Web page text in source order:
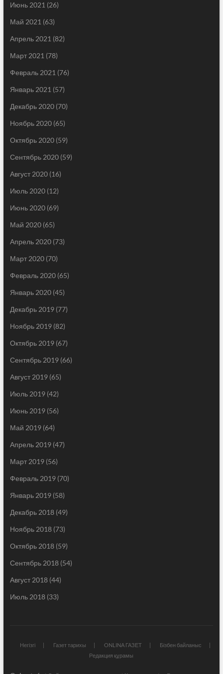
Июнь 2021 (26)
Май 2021 (63)
Апрель 2021 (82)
Март 2021 (78)
Февраль 2021 (76)
Январь 2021 (57)
Декабрь 2020(70)
Ноябрь 2020(65)
Октябрь 2020(59)
Сентябрь 2020(59)
Август 2020(16)
Июль 2020(12)
Июнь 2020(69)
Май 2020(65)
Апрель 2020(73)
Март 2020(70)
Февраль 2020(65)
Январь 2020(45)
Декабрь 2019(77)
Ноябрь 2019(82)
Октябрь 2019(67)
Сентябрь 2019(66)
Август 2019(65)
Июль 2019(42)
Июнь 2019(56)
Май 2019(64)
Апрель 2019(47)
Март 2019(56)
Февраль 2019(70)
Январь 2019(58)
Декабрь 2018(49)
Ноябрь 2018(73)
Октябрь 2018(59)
Сентябрь 2018(54)
Август 2018(44)
Июль 2018(33)
Негізгі Газет тарихы ONLINA ГАЗЕТ
Бізбен байланыс
Редакция құрамы